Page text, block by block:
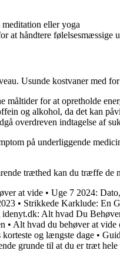
eller yoga
at håndtere følelsesmæssige
Usunde kostvaner med
måltider for at opretholde
og alkohol, da det kan
overdreven indtagelse af
på underliggende
træthed kan du træffe
at vide • Uge 7 2024:
• Strikkede Karklude: En
Alt hvad Du
• Alt hvad du behøver at vide
og længste dage •
grunde til at du er træt hele